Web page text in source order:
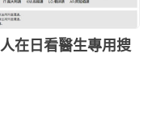
在日看醫生專用搜